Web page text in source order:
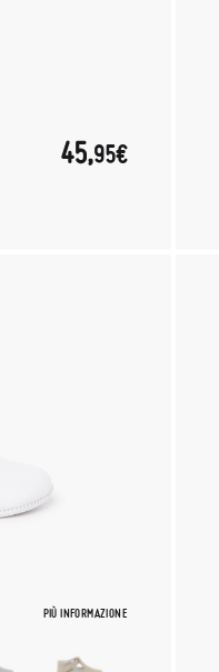
45,95€
PIÙ INFORMAZIONE